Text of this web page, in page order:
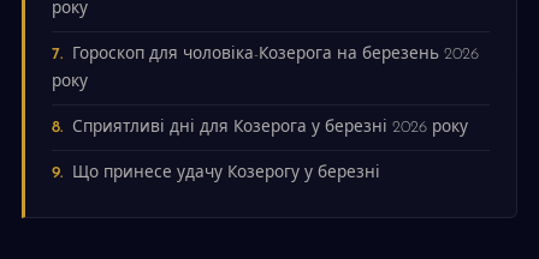
року
Гороскоп для чоловіка-Козерога на березень 2026
року
Сприятливі дні для Козерога у березні 2026 року
Що принесе удачу Козерогу у березні